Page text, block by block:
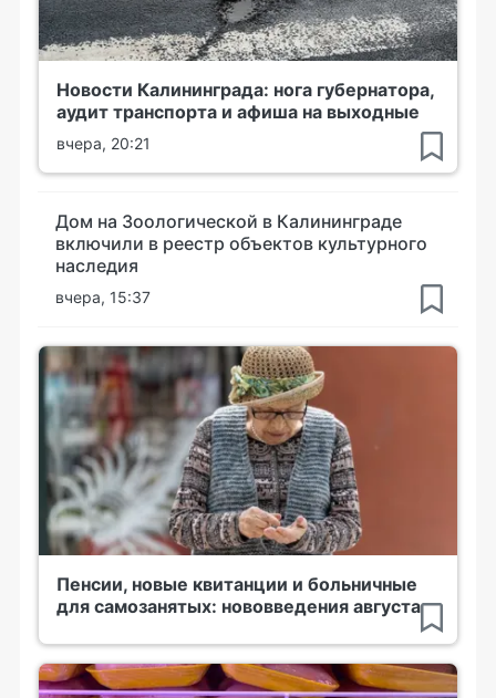
Новости Калининграда: нога губернатора,
аудит транспорта и афиша на выходные
вчера, 20:21
Дом на Зоологической в Калининграде
включили в реестр объектов культурного
наследия
вчера, 15:37
Пенсии, новые квитанции и больничные
для самозанятых: нововведения августа